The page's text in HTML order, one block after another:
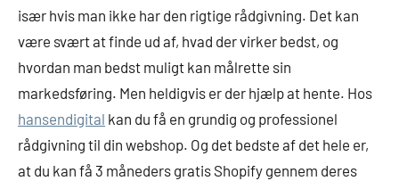
især hvis man ikke har den rigtige rådgivning. Det kan
være svært at finde ud af, hvad der virker bedst, og
hvordan man bedst muligt kan målrette sin
markedsføring. Men heldigvis er der hjælp at hente. Hos
hansendigital kan du få en grundig og professionel
rådgivning til din webshop. Og det bedste af det hele er,
at du kan få 3 måneders gratis Shopify gennem deres